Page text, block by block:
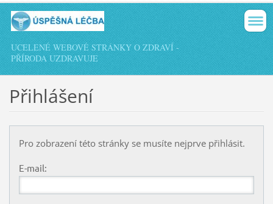
UCELENÉ WEBOVÉ STRÁNKY O ZDRAVÍ -
PŘÍRODA UZDRAVUJE
Přihlášení
Pro zobrazení této stránky se musíte nejprve přihlásit.
E-mail: